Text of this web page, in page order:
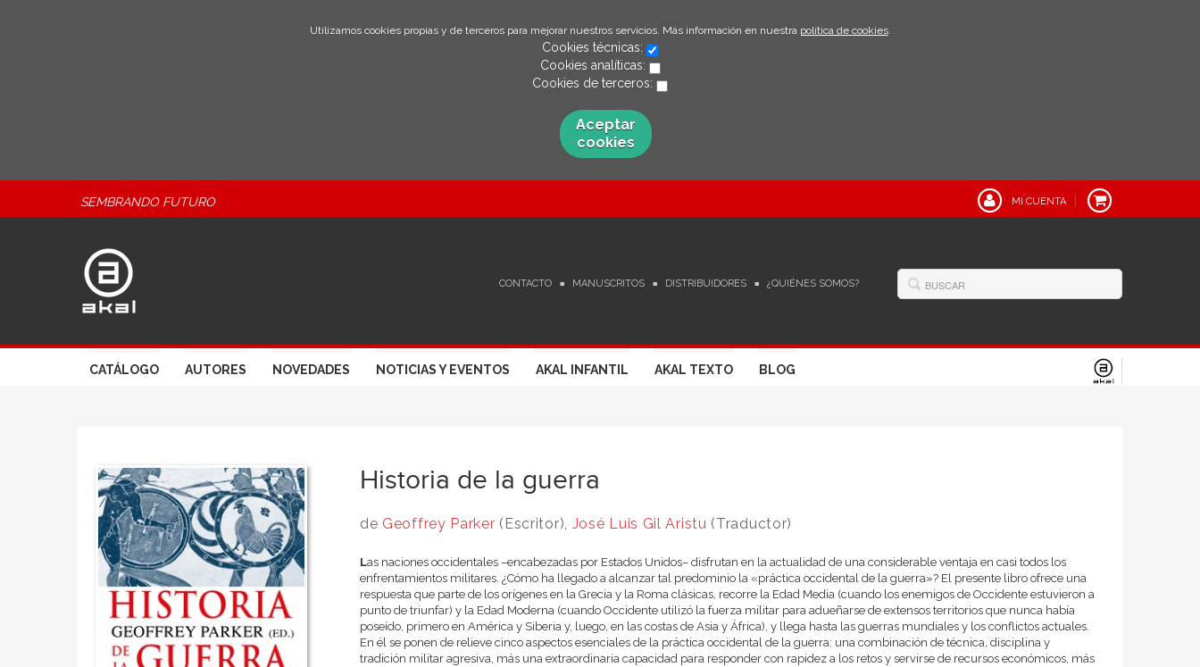
Utilizamos cookies propias y de terceros para mejorar nuestros servicios. Más información en nuestra política de cookies.
Cookies técnicas:
Cookies analíticas:
Cookies de terceros:
Aceptar
cookies
SEMBRANDO FUTURO MI CUENTA
CONTACTO MANUSCRITOS DISTRIBUIDORES ¿QUIÉNES SOMOS?
CATÁLOGO AUTORES NOVEDADES NOTICIAS Y EVENTOS AKAL INFANTIL AKAL TEXTO BLOG
Historia de la guerra
de Geoffrey Parker (Escritor), José Luis Gil Aristu (Traductor)
Las naciones occidentales –encabezadas por Estados Unidos– disfrutan en la actualidad de una considerable ventaja en casi todos los
enfrentamientos militares. ¿Cómo ha llegado a alcanzar tal predominio la «práctica occidental de la guerra»? El presente libro ofrece una
respuesta que parte de los orígenes en la Grecia y la Roma clásicas, recorre la Edad Media (cuando los enemigos de Occidente estuvieron a
punto de triunfar) y la Edad Moderna (cuando Occidente utilizó la fuerza militar para adueñarse de extensos territorios que nunca había
poseído, primero en América y Siberia y, luego, en las costas de Asia y África), y llega hasta las guerras mundiales y los conflictos actuales.
En él se ponen de relieve cinco aspectos esenciales de la práctica occidental de la guerra: una combinación de técnica, disciplina y
tradición militar agresiva, más una extraordinaria capacidad para responder con rapidez a los retos y servirse de recursos económicos, más